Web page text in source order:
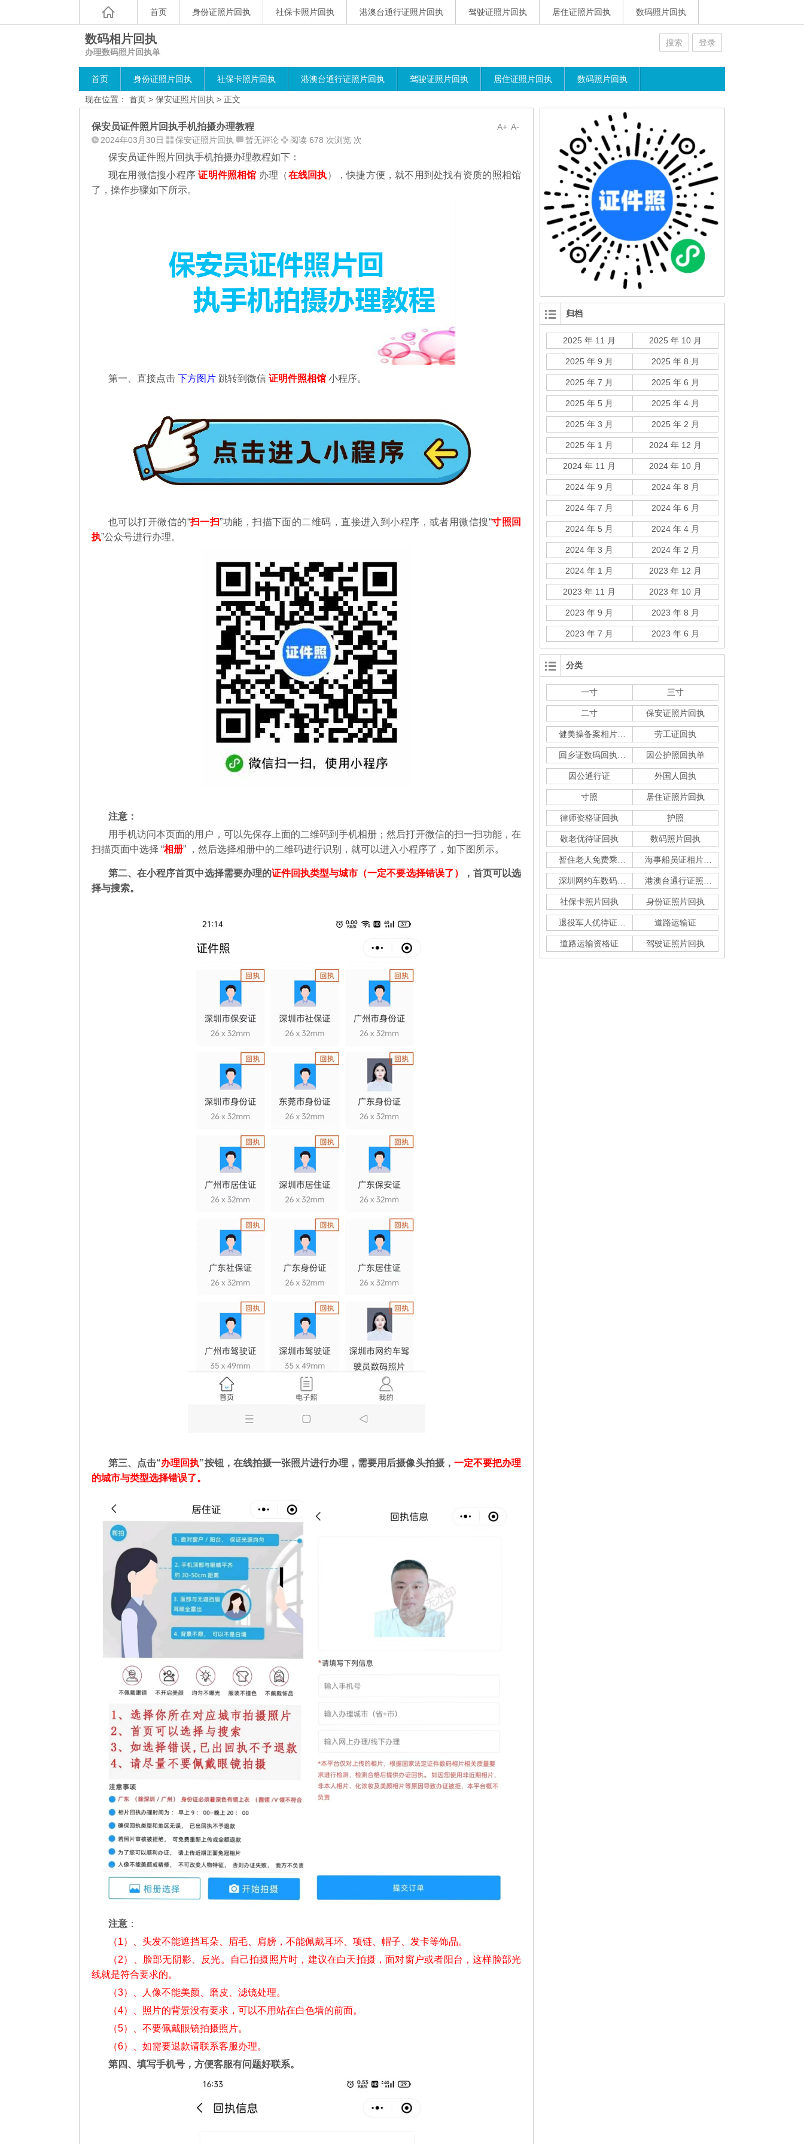
首页 身份证照片回执 社保卡照片回执 港澳台通行证照片回执 驾驶证照片回执 居住证照片回执 数码照片回执
数码相片回执
办理数码照片回执单
搜索 登录
首页 身份证照片回执 社保卡照片回执 港澳台通行证照片回执 驾驶证照片回执 居住证照片回执 数码照片回执
现在位置： 首页 > 保安证照片回执 > 正文
A-
A+
保安员证件照片回执手机拍摄办理教程
2024年03月30日 保安证照片回执 暂无评论 阅读 678 次浏览 次
保安员证件照片回执手机拍摄办理教程如下：
现在用微信搜小程序证明件照相馆 办理（在线回执），快捷方便，就不用到处找有资质的照相馆
了，操作步骤如下所示。
第一、直接点击 下方图片 跳转到微信 证明件照相馆 小程序。
也可以打开微信的“扫一扫”功能，扫描下面的二维码，直接进入到小程序，或者用微信搜“寸照回
执”公众号进行办理。
注意：
用手机访问本页面的用户，可以先保存上面的二维码到手机相册；然后打开微信的扫一扫功能，在
扫描页面中选择 “相册” ，然后选择相册中的二维码进行识别，就可以进入小程序了，如下图所示。
第二、在小程序首页中选择需要办理的证件回执类型与城市（一定不要选择错误了）
，首页可以选
择与搜索。
第三、点击“办理回执”按钮，在线拍摄一张照片进行办理，需要用后摄像头拍摄， 一定不要把办理
的城市与类型选择错误了。
注意 ：
（1）、头发不能遮挡耳朵、眉毛、肩膀，不能佩戴耳环、项链、帽子、发卡等饰品。
（2）、脸部无阴影、反光。自己拍摄照片时，建议在白天拍摄，面对窗户或者阳台，这样脸部光
线就是符合要求的。
（3）、人像不能美颜、磨皮、滤镜处理。
（4）、照片的背景没有要求，可以不用站在白色墙的前面。
（5）、不要佩戴眼镜拍摄照片。
（6）、如需要退款请联系客服办理。
第四、填写手机号，方便客服有问题好联系。
归档
2025 年 11 月 2025 年 10 月
2025 年 9 月 2025 年 8 月
2025 年 7 月 2025 年 6 月
2025 年 5 月 2025 年 4 月
2025 年 3 月 2025 年 2 月
2025 年 1 月 2024 年 12 月
2024 年 11 月 2024 年 10 月
2024 年 9 月 2024 年 8 月
2024 年 7 月 2024 年 6 月
2024 年 5 月 2024 年 4 月
2024 年 3 月 2024 年 2 月
2024 年 1 月 2023 年 12 月
2023 年 11 月 2023 年 10 月
2023 年 9 月 2023 年 8 月
2023 年 7 月 2023 年 6 月
分类
一寸 三寸
二寸 保安证照片回执
劳工证回执
因公护照回执单
因公通行证 外国人回执
寸照 居住证照片回执
律师资格证回执 护照
敬老优待证回执 数码照片回执
海事船员证相片采集
社保卡照片回执 身份证照片回执
道路运输证
道路运输资格证 驾驶证照片回执